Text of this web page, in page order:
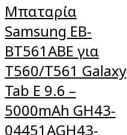
Μπαταρία
Samsung EB-
BT561ABE για
T560/T561 Galaxy
Tab E 9.6 –
5000mAh GH43-
04451AGH43-